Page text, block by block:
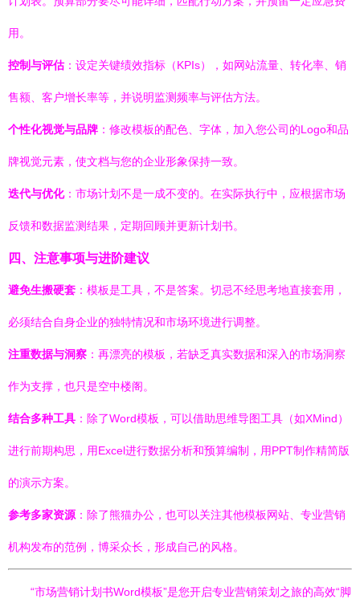
用。
控制与评估：设定关键绩效指标（KPIs），如网站流量、转化率、销
售额、客户增长率等，并说明监测频率与评估方法。
个性化视觉与品牌 ：修改模板的配色、字体，加入您公司的Logo和品
牌视觉元素，使文档与您的企业形象保持一致。
迭代与优化：市场计划不是一成不变的。在实际执行中，应根据市场
反馈和数据监测结果，定期回顾并更新计划书。
四、注意事项与进阶建议
避免生搬硬套 ：模板是工具，不是答案。切忌不经思考地直接套用，
必须结合自身企业的独特情况和市场环境进行调整。
注重数据与洞察 ：再漂亮的模板，若缺乏真实数据和深入的市场洞察
作为支撑，也只是空中楼阁。
结合多种工具 ：除了Word模板，可以借助思维导图工具（如XMind）
进行前期构思，用Excel进行数据分析和预算编制，用PPT制作精简版
的演示方案。
参考多家资源 ：除了熊猫办公，也可以关注其他模板网站、专业营销
机构发布的范例，博采众长，形成自己的风格。
“市场营销计划书Word模板”是您开启专业营销策划之旅的高效“脚